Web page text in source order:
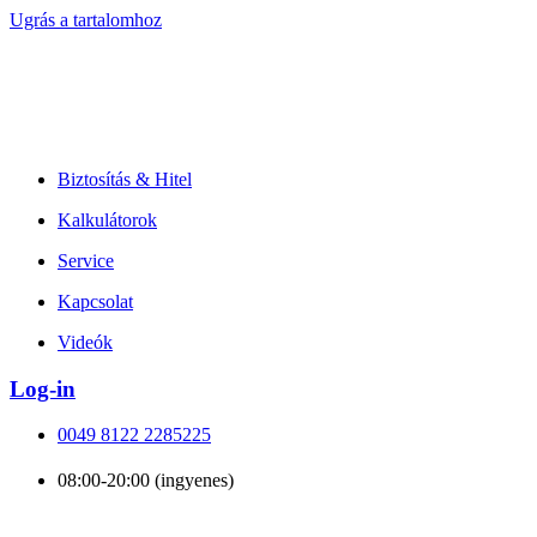
Ugrás a tartalomhoz
Biztosítás & Hitel
Kalkulátorok
Service
Kapcsolat
Videók
Log-in
0049 8122 2285225
08:00-20:00 (ingyenes)